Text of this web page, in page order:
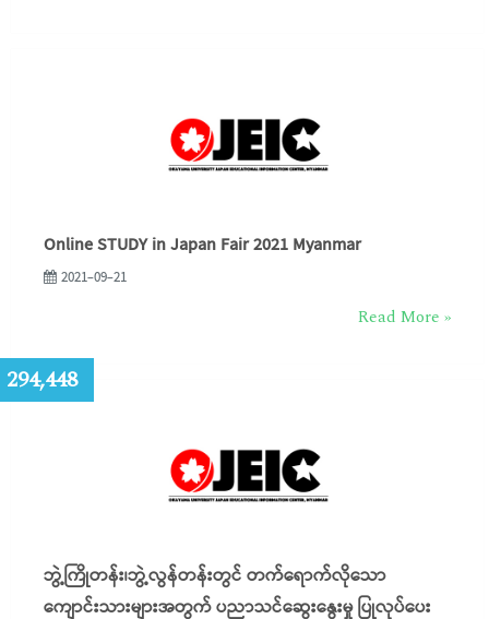
Online STUDY in Japan Fair 2021 Myanmar
2021-09-21
Read More »
ဘွဲ့ကြိုတန်း၊ဘွဲ့လွန်တန်းတွင် တက်ရောက်လိုသော
ကျောင်းသားများအတွက် ပညာသင်ဆွေးနွေးမှု ပြုလုပ်ပေး
294,448